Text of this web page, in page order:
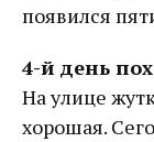
появился
4-й день
На улице
хорошая.